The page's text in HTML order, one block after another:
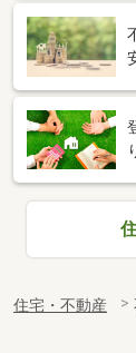
住宅・不動産